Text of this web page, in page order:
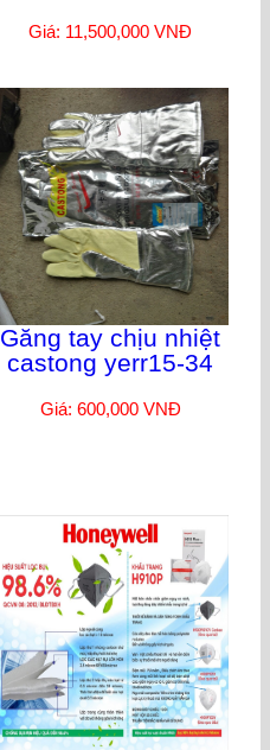
Giá: 11,500,000 VNĐ
Găng tay chịu nhiệt
castong yerr15-34
Giá: 600,000 VNĐ